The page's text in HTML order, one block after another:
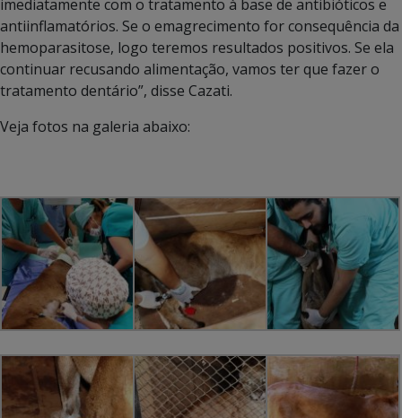
imediatamente com o tratamento à base de antibióticos e
antiinflamatórios. Se o emagrecimento for consequência da
hemoparasitose, logo teremos resultados positivos. Se ela
continuar recusando alimentação, vamos ter que fazer o
tratamento dentário”, disse Cazati.
Veja fotos na galeria abaixo: